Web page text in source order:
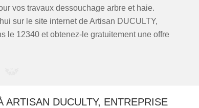
vos travaux dessouchage arbre et haie.
sur le site internet de Artisan DUCULTY,
le 12340 et obtenez-le gratuitement une offre
ARTISAN DUCULTY, ENTREPRISE